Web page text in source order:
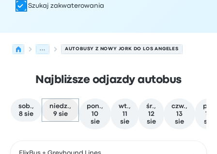
Szukaj zakwaterowania
... AUTOBUSY Z NOWY JORK DO LOS ANGELES
Najbliższe odjazdy autobus
sob.,
8 sie
niedz.,
9 sie
pon.,
10
sie
wt.,
11
sie
śr.,
12
sie
czw.,
13
sie
pt.,
14
sie